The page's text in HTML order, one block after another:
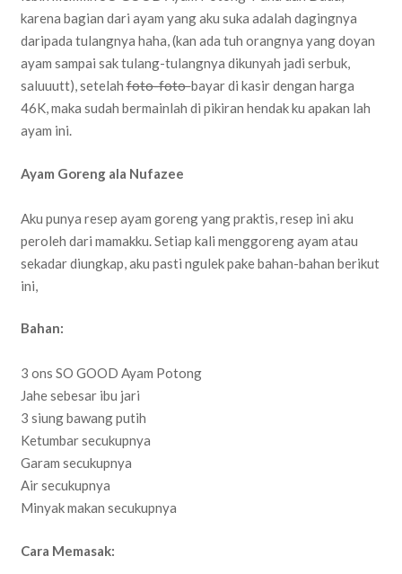
karena bagian dari ayam yang aku suka adalah dagingnya
daripada tulangnya haha, (kan ada tuh orangnya yang doyan
ayam sampai sak tulang-tulangnya dikunyah jadi serbuk,
saluuutt), setelahfoto-fotobayar di kasir dengan harga
46K, maka sudah bermainlah di pikiran hendak ku apakan lah
ayam ini.
Ayam Goreng ala Nufazee
Aku punya resep ayam goreng yang praktis, resep ini aku
peroleh dari mamakku. Setiap kali menggoreng ayam atau
sekadar diungkap, aku pasti ngulek pake bahan-bahan berikut
ini,
Bahan:
3 ons SO GOOD Ayam Potong
Jahe sebesar ibu jari
3 siung bawang putih
Ketumbar secukupnya
Garam secukupnya
Air secukupnya
Minyak makan secukupnya
Cara Memasak: